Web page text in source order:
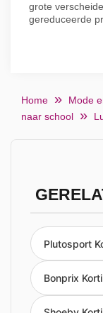
grote
gereduceerde
Home Mode
naar school
Plutosport
Bonprix